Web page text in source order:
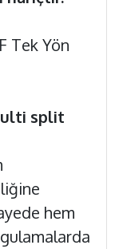
Tek Yön
split
hem